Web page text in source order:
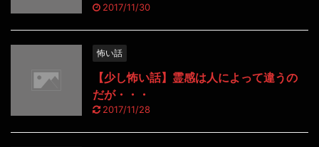
2017/11/30
怖い話
【少し怖い話】霊感は人によって違うの
だが・・・
2017/11/28